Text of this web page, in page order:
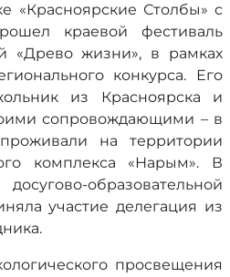
«Красноярские Столбы» с
краевой фестиваль
«Древо жизни», в рамках
конкурса. Его
из Красноярска и
сопровождающими – в
на территории
комплекса «Нарым». В
образовательной
участие делегация из
просвещения